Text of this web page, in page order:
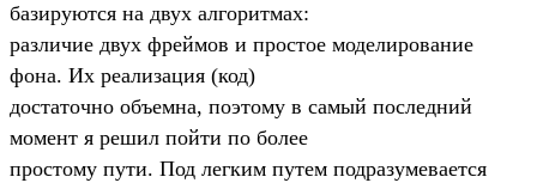
базируются на двух алгоритмах:
различие двух фреймов и простое моделирование
фона. Их реализация (код)
достаточно объемна, поэтому в самый последний
момент я решил пойти по более
простому пути. Под легким путем подразумевается